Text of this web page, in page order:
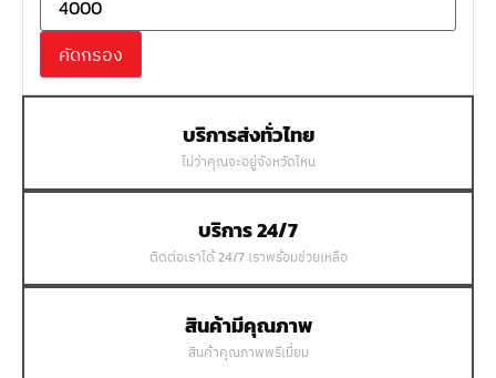
คัดกรอง
บริการส่งทั่วไทย
ไม่ว่าคุณจะอยู่จังหวัดไหน
บริการ 24/7
ติดต่อเราได้ 24/7 เราพร้อมช่วยเหลือ
สินค้ามีคุณภาพ
สินค้าคุณภาพพรีเมี่ยม